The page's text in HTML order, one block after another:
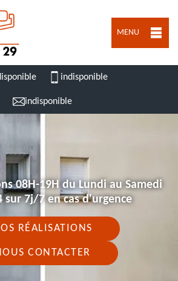
MENU
indisponible
indisponible
08H-19H du Lundi au Samedi
sur 7j/7 en cas d'urgence
RÉALISATIONS
CONTACTER